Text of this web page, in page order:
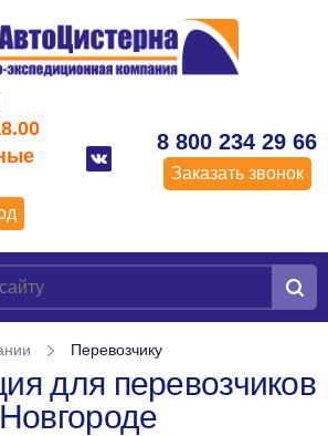
8 800 234 29 66
Заказать звонок
Перевозчику
для перевозчиков